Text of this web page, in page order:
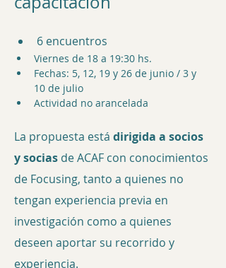
6 encuentros
Viernes de 18 a 19:30 hs.
Fechas: 5, 12, 19 y 26 de junio / 3 y
10 de julio
Actividad no arancelada
La propuesta está dirigida a socios
y socias de ACAF con conocimientos
de Focusing, tanto a quienes no
tengan experiencia previa en
investigación como a quienes
deseen aportar su recorrido y
experiencia.